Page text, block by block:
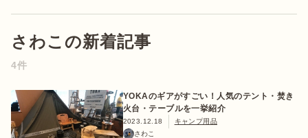
さわこの新着記事
4件
YOKAのギアがすごい！人気のテント・焚き
火台・テーブルを一挙紹介
2023.12.18
キャンプ用品
さわこ
公式オンラインストア